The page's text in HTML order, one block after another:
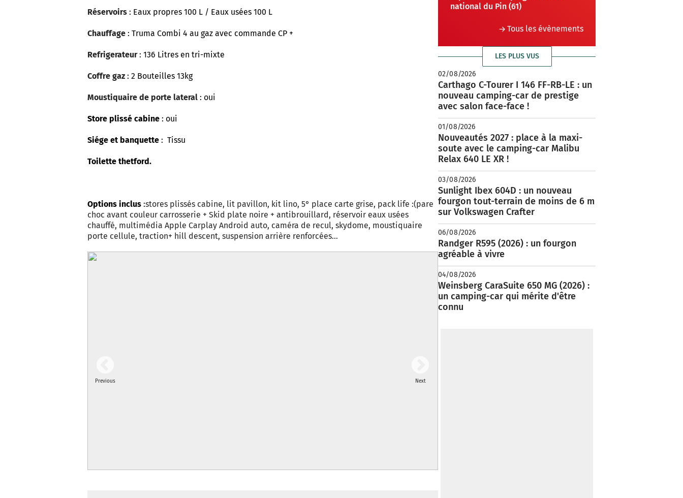
Réservoirs : Eaux propres 100 L / Eaux usées 100 L
Chauffage : Truma Combi 4 au gaz avec commande CP +
Refrigerateur: 136 Litres en tri-mixte
Coffre gaz : 2 Bouteilles 13kg
Moustiquaire de porte lateral : oui
Store plissé cabine : oui
Siége et banquette : Tissu
Toilette thetford.
Options inclus :stores plissés cabine, lit pavillon, kit lino, 5° place carte grise, pack life :(pare
choc avant couleur carrosserie + Skid plate noire + antibrouillard, réservoir eaux usées
chauffé, multimédia Apple Carplay Android auto, caméra de recul, skydome, moustiquaire
porte cellule, traction+ hill descent, suspension arrière renforcées...
Previous Next
national du Pin (61)
Tous les évènements
LES PLUS VUS
02/08/2026
Carthago C-Tourer I 146 FF-RB-LE : un
nouveau camping-car de prestige
avec salon face-face !
01/08/2026
Nouveautés 2027 : place à la maxi-
soute avec le camping-car Malibu
Relax 640 LE XR !
03/08/2026
Sunlight Ibex 604D : un nouveau
fourgon tout-terrain de moins de 6 m
sur Volkswagen Crafter
06/08/2026
Randger R595 (2026) : un fourgon
agréable à vivre
04/08/2026
Weinsberg CaraSuite 650 MG (2026) :
un camping-car qui mérite d'être
connu